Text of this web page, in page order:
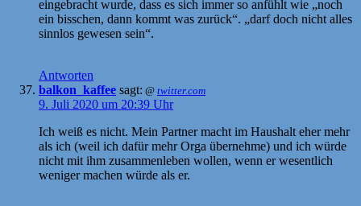
eingebracht wurde, dass es sich immer so anfühlt wie „noch
ein bisschen, dann kommt was zurück“. „darf doch nicht alles
sinnlos gewesen sein“.
Antworten
balkon_kaffee sagt: @ twitter.com
9. Juli 2020 um 20:39 Uhr
Ich weiß es nicht. Mein Partner macht im Haushalt eher mehr
als ich (weil ich dafür mehr Orga übernehme) und ich würde
nicht mit ihm zusammenleben wollen, wenn er wesentlich
weniger machen würde als er.